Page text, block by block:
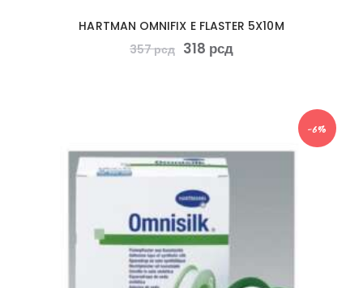
HARTMAN OMNIFIX E FLASTER 5X10M
357рсд 318 рсд
-6%